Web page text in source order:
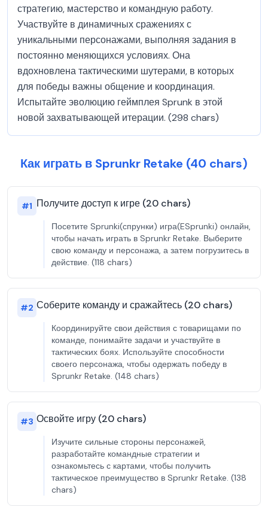
стратегию, мастерство и командную работу.
Участвуйте в динамичных сражениях с
уникальными персонажами, выполняя задания в
постоянно меняющихся условиях. Она
вдохновлена тактическими шутерами, в которых
для победы важны общение и координация.
Испытайте эволюцию геймплея Sprunk в этой
новой захватывающей итерации. (298 chars)
Как играть в Sprunkr Retake (40 chars)
#1 Получите доступ к игре (20 chars)
Посетите Sprunki(спрунки) игра(ESprunki) онлайн,
чтобы начать играть в Sprunkr Retake. Выберите
свою команду и персонажа, а затем погрузитесь в
действие. (118 chars)
#2 Соберите команду и сражайтесь (20 chars)
Координируйте свои действия с товарищами по
команде, понимайте задачи и участвуйте в
тактических боях. Используйте способности
своего персонажа, чтобы одержать победу в
Sprunkr Retake. (148 chars)
#3 Освойте игру (20 chars)
Изучите сильные стороны персонажей,
разработайте командные стратегии и
ознакомьтесь с картами, чтобы получить
тактическое преимущество в Sprunkr Retake. (138
chars)